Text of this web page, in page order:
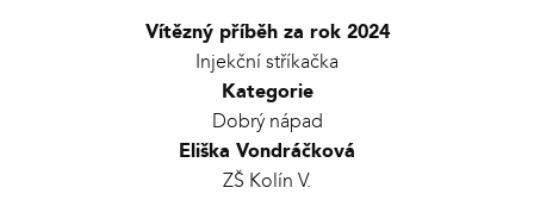
Vítězný příběh za rok 2024
Injekční stříkačka
Kategorie
Dobrý nápad
Eliška Vondráčková
ZŠ Kolín V.